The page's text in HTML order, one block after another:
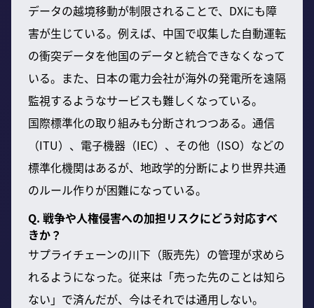
データの越境移動が制限されることで、DXにも障
害が生じている。例えば、中国で収集した自動運転
の衝突データを他国のデータと統合できなくなって
いる。また、日本の電力会社が海外の発電所を遠隔
監視するようなサービスも難しくなっている。
国際標準化の取り組みも分断されつつある。通信
（ITU）、電子機器（IEC）、その他（ISO）などの
標準化機関はあるが、地政学的分断により世界共通
のルール作りが困難になっている。
Q. 戦争や人権侵害への加担リスクにどう対応すべ
きか？
サプライチェーンの川下（販売先）の管理が求めら
れるようになった。従来は「売った先のことは知ら
ない」で済んだが、今はそれでは通用しない。